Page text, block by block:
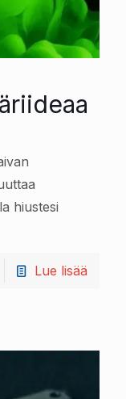
hiustesi
Lue lisää